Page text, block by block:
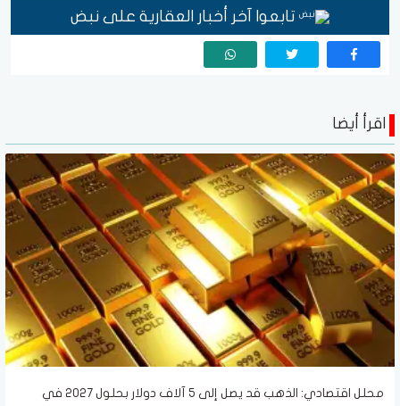
تابعوا آخر أخبار العقارية على نبض
اقرأ أيضا
محلل اقتصادي: الذهب قد يصل إلى 5 آلاف دولار بحلول 2027 في